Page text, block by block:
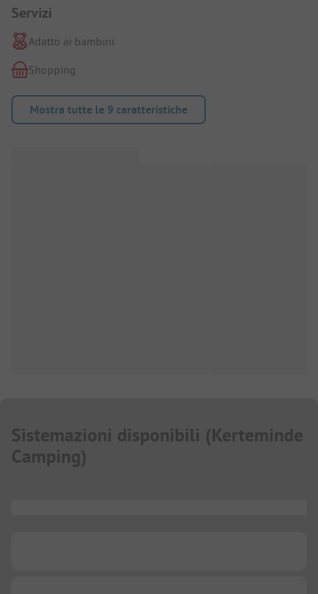
Servizi
Adatto ai bambini
Shopping
Mostra tutte le 9 caratteristiche
Sistemazioni disponibili (Kerteminde
Camping)